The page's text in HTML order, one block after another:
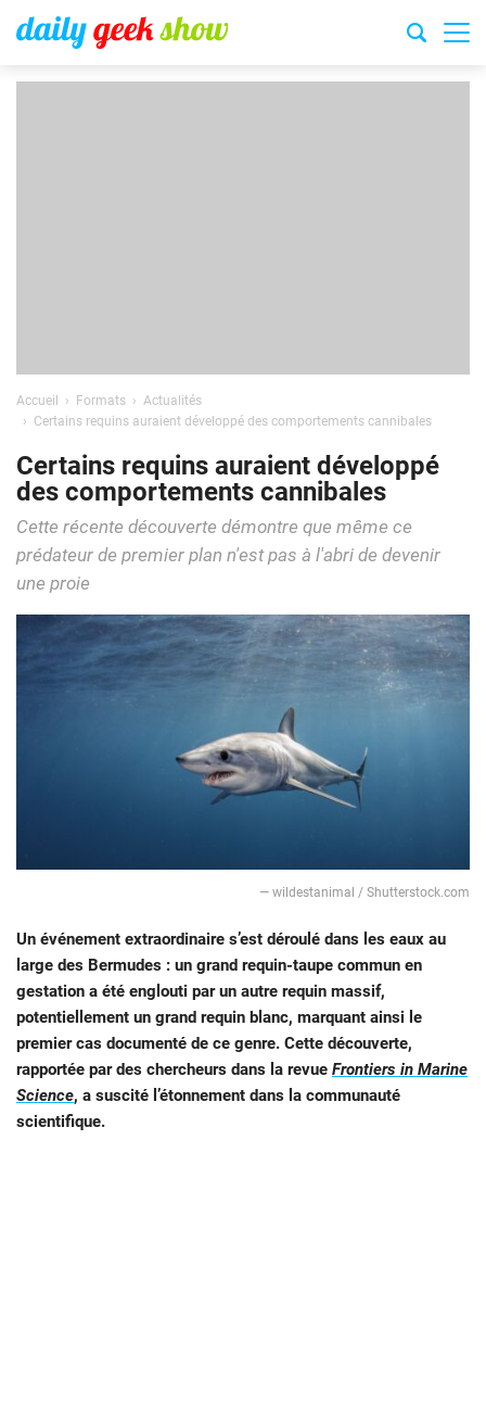
Accueil Formats
Actualités
Certains requins auraient développé des comportements cannibales
Certains requins auraient développé
des comportements cannibales
Cette récente découverte démontre que même ce
prédateur de premier plan n'est pas à l'abri de devenir
une proie
— wildestanimal / Shutterstock.com
Un événement extraordinaire s’est déroulé dans les eaux au
large des Bermudes : un grand requin-taupe commun en
gestation a été englouti par un autre requin massif,
potentiellement un grand requin blanc, marquant ainsi le
premier cas documenté de ce genre. Cette découverte,
rapportée par des chercheurs dans la revue Frontiers in Marine
Science, a suscité l’étonnement dans la communauté
scientifique.